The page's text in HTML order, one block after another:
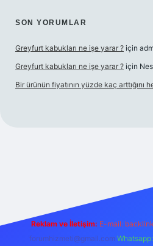
SON YORUMLAR
Greyfurt kabukları ne işe yarar ? için
Greyfurt kabukları ne işe yarar ? için
Bir ürünün fiyatının yüzde kaç arttığını
Reklam ve İletişim: E-mail:
forumhizmeti@gmail.com